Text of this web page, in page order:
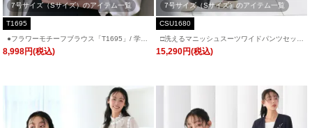
7号サイズ（Sサイズ）のアイテム一覧
T1695
●フラワーモチーフブラウス「T1695」/ 学校
行事・通勤・ビジネス・オフィスシーン対応
8,998円(税込)
7号サイズ（Sサイズ）のアイテム一覧
CSU1680
□洗えるマニッシュスーツワイドパンツセット
「CSU1680」/ 学校行事・通勤・ビジネス・
15,290円(税込)